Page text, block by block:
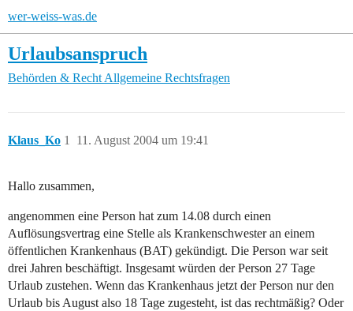
wer-weiss-was.de
Urlaubsanspruch
Behörden & Recht Allgemeine Rechtsfragen
Klaus_Ko 11. August 2004 um 19:41
1
Hallo zusammen,
angenommen eine Person hat zum 14.08 durch einen
Auflösungsvertrag eine Stelle als Krankenschwester an einem
öffentlichen Krankenhaus (BAT) gekündigt. Die Person war seit
drei Jahren beschäftigt. Insgesamt würden der Person 27 Tage
Urlaub zustehen. Wenn das Krankenhaus jetzt der Person nur den
Urlaub bis August also 18 Tage zugesteht, ist das rechtmäßig? Oder